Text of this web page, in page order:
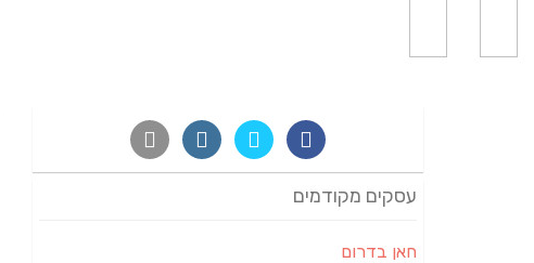
עסקים מקודמים
חאן בדרום